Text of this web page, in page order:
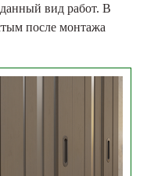
вид работ. В
после монтажа